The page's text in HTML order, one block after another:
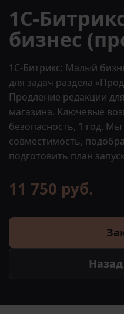
1С-
бизнес
1С-Битрикс: Малый
для задач раздела
Продление редакции
магазина. Ключевые
безопасность, 1 год.
совместимость,
подготовить план
11 750 руб.